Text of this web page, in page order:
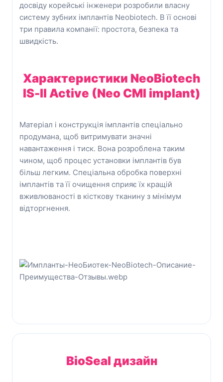
досвіду корейські інженери розробили власну
систему зубних імплантів Neobiotech. В її основі
три правила компанії: простота, безпека та
швидкість.
Характеристики NeoBiotech
IS-ll Active (Neo CMI implant)
Матеріал і конструкція імплантів спеціально
продумана, щоб витримувати значні
навантаження і тиск. Вона розроблена таким
чином, щоб процес установки імплантів був
більш легким. Спеціальна обробка поверхні
імплантів та її очищення сприяє їх кращій
вживлюваності в кісткову тканину з мінімум
відторгнення.
BioSeal дизайн